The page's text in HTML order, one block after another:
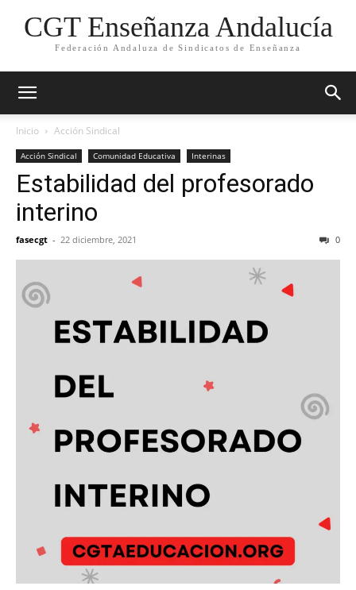
CGT Enseñanza Andalucía
Federación Andaluza de Sindicatos de Enseñanza
Inicio Acción Sindical
Acción Sindical Comunidad Educativa Interinas
Estabilidad del profesorado
interino
fasecgt - 22 diciembre, 2021 0